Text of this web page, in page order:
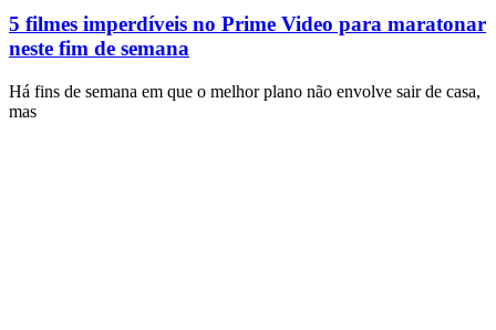
5 filmes imperdíveis no Prime Video para maratonar
neste fim de semana
Há fins de semana em que o melhor plano não envolve sair de casa,
mas